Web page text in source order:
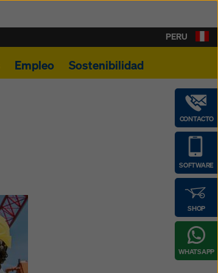
Empleo Sostenibilidad
CONTACTO
SOFTWARE
SHOP
WHATSAPP
PERU